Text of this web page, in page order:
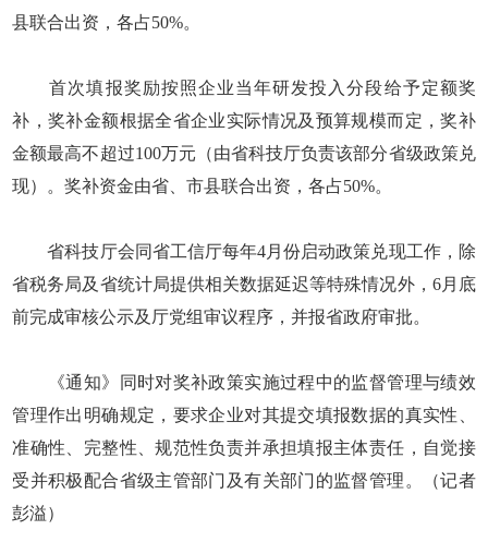
县联合出资，各占50%。
首次填报奖励按照企业当年研发投入分段给予定额奖
补，奖补金额根据全省企业实际情况及预算规模而定，奖补
金额最高不超过100万元（由省科技厅负责该部分省级政策兑
现）。奖补资金由省、市县联合出资，各占50%。
省科技厅会同省工信厅每年4月份启动政策兑现工作，除
省税务局及省统计局提供相关数据延迟等特殊情况外，6月底
前完成审核公示及厅党组审议程序，并报省政府审批。
《通知》同时对奖补政策实施过程中的监督管理与绩效
管理作出明确规定，要求企业对其提交填报数据的真实性、
准确性、完整性、规范性负责并承担填报主体责任，自觉接
受并积极配合省级主管部门及有关部门的监督管理。（记者
彭溢）